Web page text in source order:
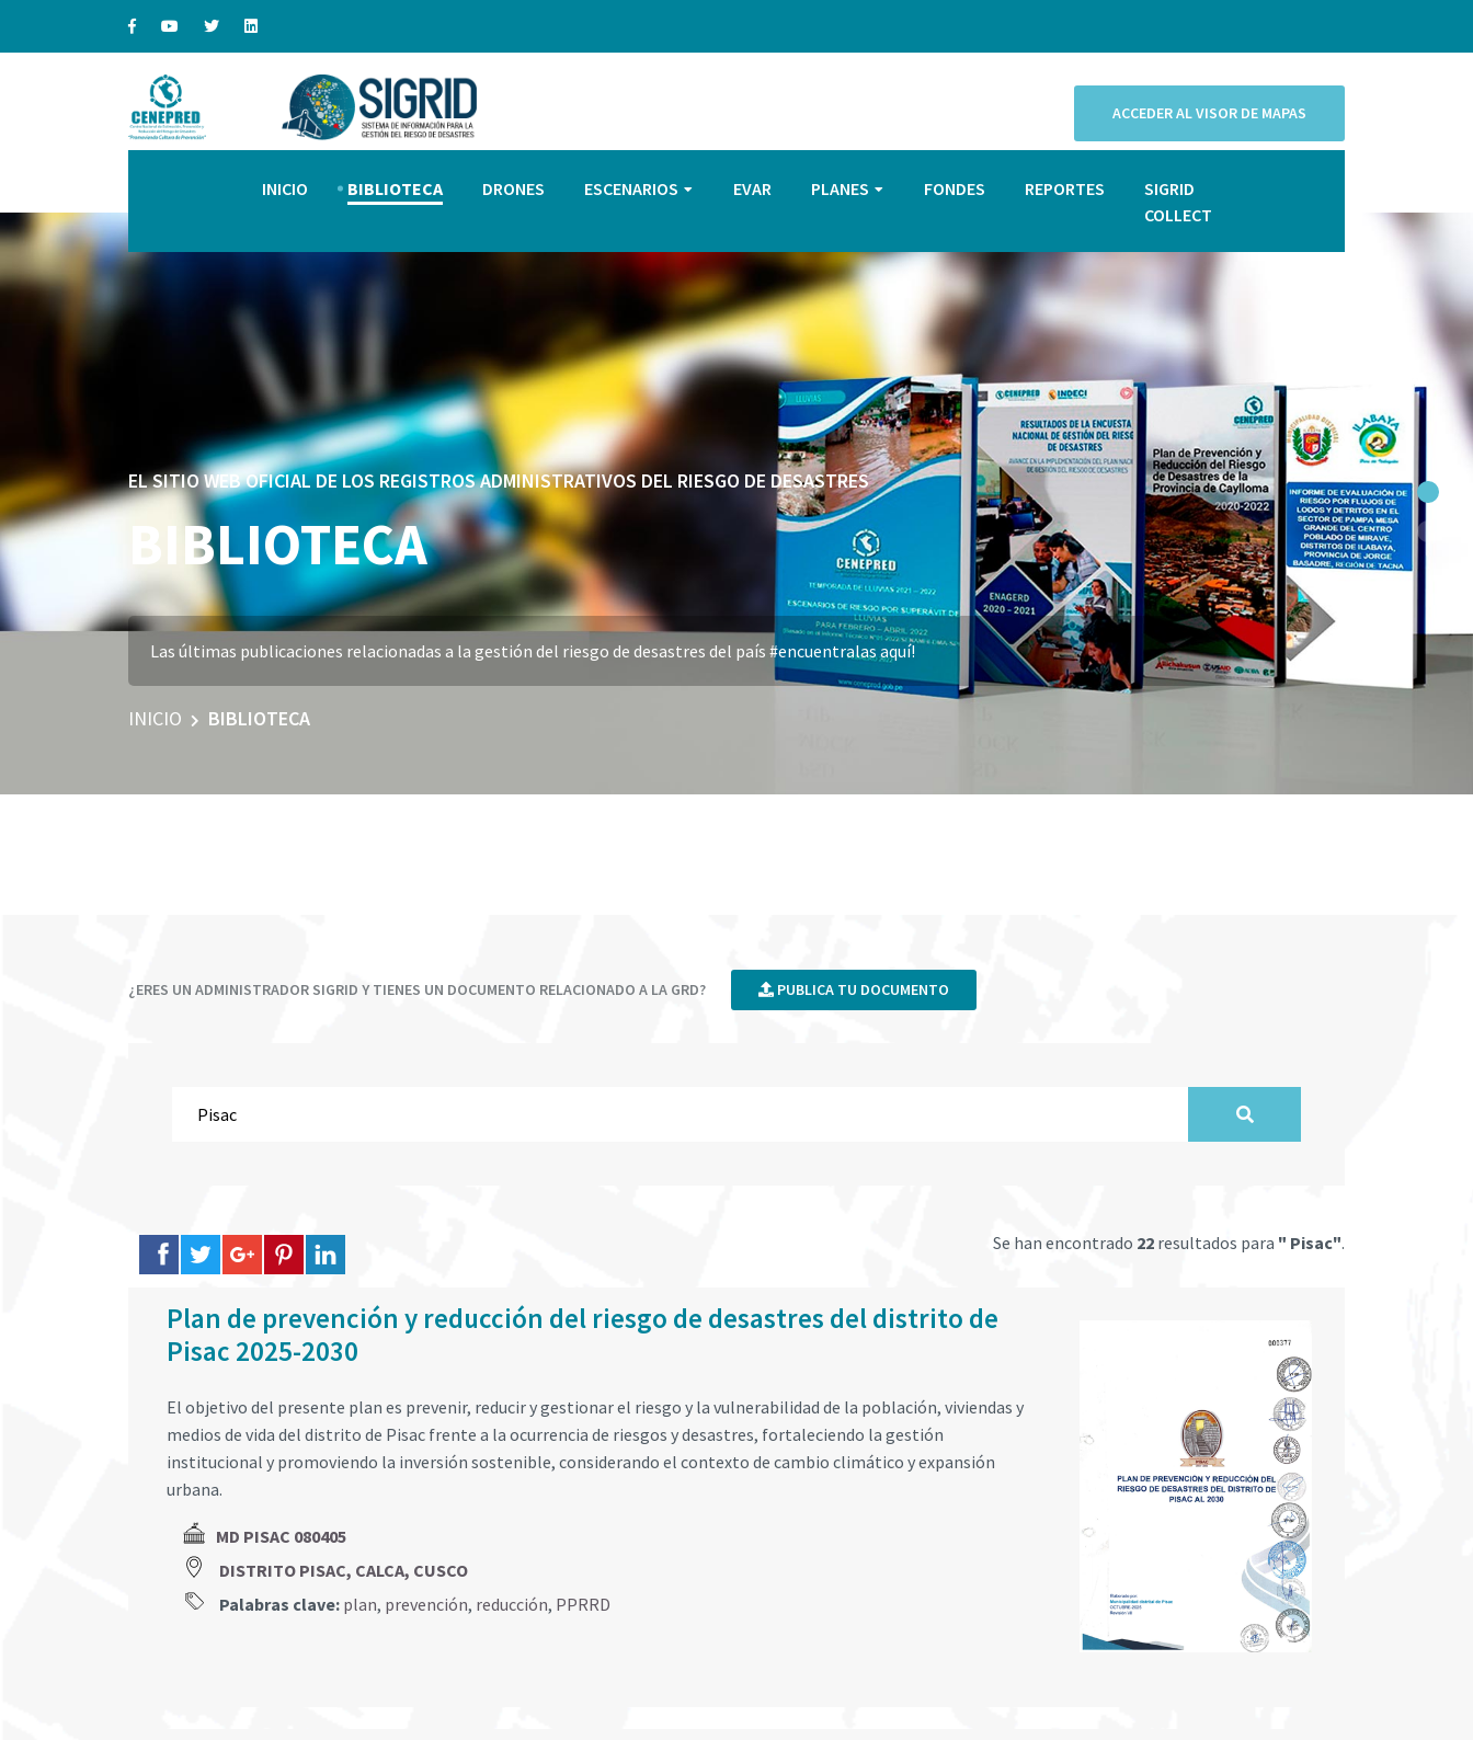
ACCEDER AL VISOR DE MAPAS
INICIO BIBLIOTECA DRONES ESCENARIOS EVAR PLANES FONDES REPORTES
SIGRID
COLLECT
EL SITIO WEB OFICIAL DE LOS REGISTROS ADMINISTRATIVOS DEL RIESGO DE DESASTRES
BIBLIOTECA
Las últimas publicaciones relacionadas a la gestión del riesgo de desastres del país #encuentralas aquí!
INICIO BIBLIOTECA
¿ERES UN ADMINISTRADOR SIGRID Y TIENES UN DOCUMENTO RELACIONADO A LA GRD? PUBLICA TU DOCUMENTO
Se han encontrado 22 resultados para " Pisac".
Plan de prevención y reducción del riesgo de desastres del distrito de
Pisac 2025-2030
El objetivo del presente plan es prevenir, reducir y gestionar el riesgo y la vulnerabilidad de la población, viviendas y
medios de vida del distrito de Pisac frente a la ocurrencia de riesgos y desastres, fortaleciendo la gestión
institucional y promoviendo la inversión sostenible, considerando el contexto de cambio climático y expansión
urbana.
MD PISAC 080405
DISTRITO PISAC, CALCA, CUSCO
Palabras clave: plan, prevención, reducción, PPRRD